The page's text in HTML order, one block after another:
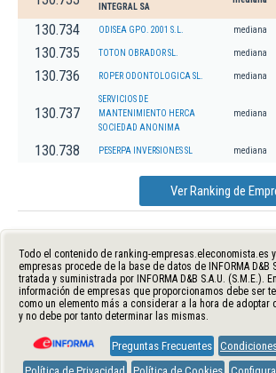
INTEGRAL SA
130.734 ODISEA GPO. 2001 S.L. mediana
130.735 TOTON OBRADOR SL. mediana
130.736 ROPER ODONTOLOGICA SL. mediana
130.737
SERVICIOS DE
MANTENIMIENTO HERCA
SOCIEDAD ANONIMA
mediana
130.738 PESERPA INVERSIONES SL mediana
Ver Ranking de
Todo el contenido de ranking-empresas.eleconomista.es
empresas procede de la base de datos de INFORMA D&B
tratada y suministrada por INFORMA D&B S.A.U. (S.M.E.).
información de empresas que proporcionamos debe ser
como un elemento más a considerar a la hora de adoptar
y no debe por tanto determinar las mismas.
Preguntas Frecuentes